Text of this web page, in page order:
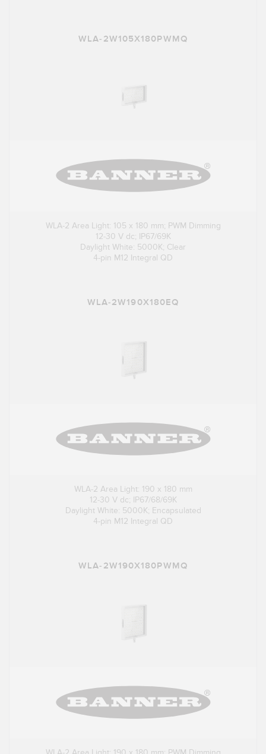
WLA-2W105X180PWMQ
WLA-2 Area Light: 105 x 180 mm; PWM Dimming
12-30 V dc; IP67/69K
Daylight White: 5000K; Clear
4-pin M12 Integral QD
WLA-2W190X180EQ
WLA-2 Area Light: 190 x 180 mm
12-30 V dc; IP67/68/69K
Daylight White: 5000K; Encapsulated
4-pin M12 Integral QD
WLA-2W190X180PWMQ